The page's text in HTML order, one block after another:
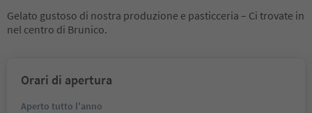
Gelato gustoso di nostra produzione e pasticceria – Ci trovate in
nel centro di Brunico.
Orari di apertura
Aperto tutto l'anno